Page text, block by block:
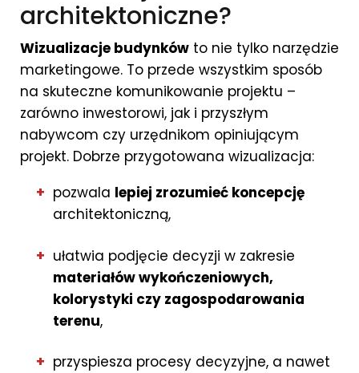
architektoniczne?
Wizualizacje budynków to nie tylko narzędzie
marketingowe. To przede wszystkim sposób
na skuteczne komunikowanie projektu –
zarówno inwestorowi, jak i przyszłym
nabywcom czy urzędnikom opiniującym
projekt. Dobrze przygotowana wizualizacja:
pozwala lepiej zrozumieć koncepcję
architektoniczną,
ułatwia podjęcie decyzji w zakresie
materiałów wykończeniowych,
kolorystyki czy zagospodarowania
terenu,
przyspiesza procesy decyzyjne, a nawet